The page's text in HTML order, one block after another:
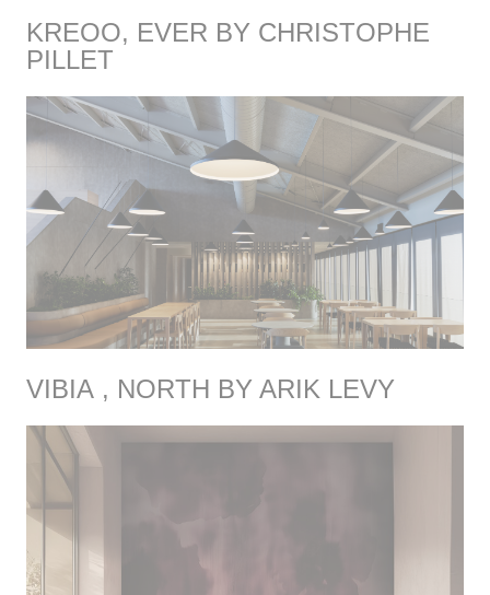
KREOO, EVER BY CHRISTOPHE
PILLET
VIBIA , NORTH BY ARIK LEVY